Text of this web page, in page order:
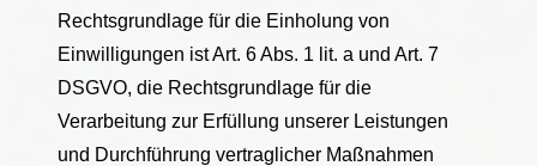
Rechtsgrundlage für die Einholung von
Einwilligungen ist Art. 6 Abs. 1 lit. a und Art. 7
DSGVO, die Rechtsgrundlage für die
Verarbeitung zur Erfüllung unserer Leistungen
und Durchführung vertraglicher Maßnahmen